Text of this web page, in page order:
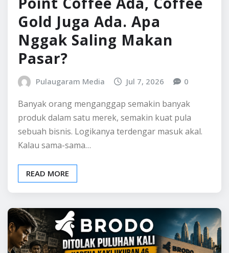
sebuah bisnis. Logikanya terdengar masuk akal.
Kalau sama-sama…
READ MORE
BELAJAR BISNIS INFO BISNIS